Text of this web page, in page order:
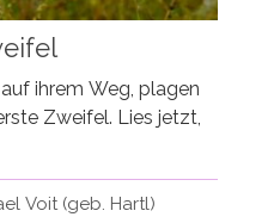
ihrem Weg, plagen
Zweifel. Lies jetzt,
Voit (geb. Hartl)